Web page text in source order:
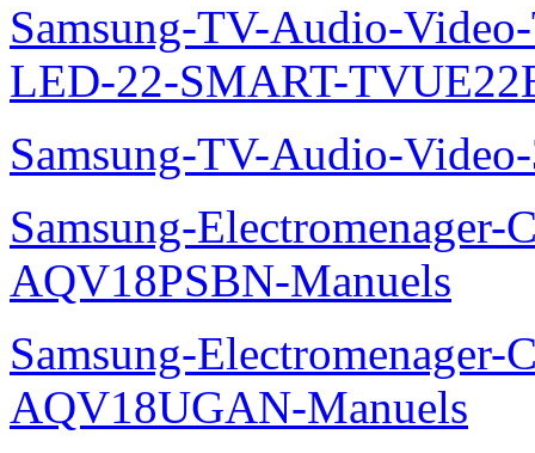
Samsung-TV-Audio-
LED-22-SMART-
Samsung-TV-Audio-
Samsung-Electromenager-
AQV18PSBN-Manuels
Samsung-Electromenager-
AQV18UGAN-Manuels